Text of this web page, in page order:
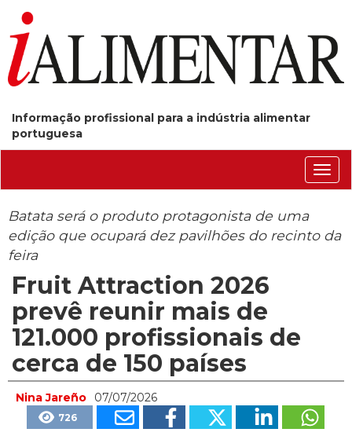
Informação profissional para a indústria alimentar
portuguesa
Batata será o produto protagonista de uma
edição que ocupará dez pavilhões do recinto da
feira
Fruit Attraction 2026
prevê reunir mais de
121.000 profissionais de
cerca de 150 países
Nina Jareño 07/07/2026
726